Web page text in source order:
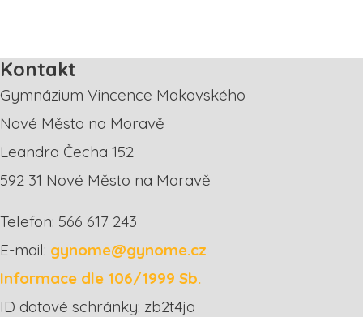
Kontakt
Gymnázium Vincence Makovského
Nové Město na Moravě
Leandra Čecha 152
592 31 Nové Město na Moravě
Telefon: 566 617 243
E-mail: gynome@gynome.cz
Informace dle 106/1999 Sb.
ID datové schránky: zb2t4ja